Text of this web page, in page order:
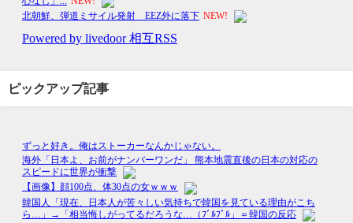
ピックアップ記事